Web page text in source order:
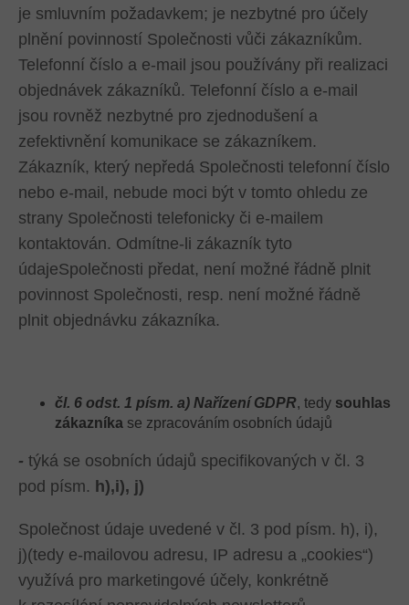
je smluvním požadavkem; je nezbytné pro účely
plnění povinností Společnosti vůči zákazníkům.
Telefonní číslo a e-mail jsou používány při realizaci
objednávek zákazníků. Telefonní číslo a e-mail
jsou rovněž nezbytné pro zjednodušení a
zefektivnění komunikace se zákazníkem.
Zákazník, který nepředá Společnosti telefonní číslo
nebo e-mail, nebude moci být v tomto ohledu ze
strany Společnosti telefonicky či e-mailem
kontaktován. Odmítne-li zákazník tyto
údajeSpolečnosti předat, není možné řádně plnit
povinnost Společnosti, resp. není možné řádně
plnit objednávku zákazníka.
čl. 6 odst. 1 písm. a) Nařízení GDPR, tedy souhlas
zákazníka se zpracováním osobních údajů
- týká se osobních údajů specifikovaných v čl. 3
pod písm. h),i), j)
Společnost údaje uvedené v čl. 3 pod písm. h), i),
j)(tedy e-mailovou adresu, IP adresu a „cookies“)
využívá pro marketingové účely, konkrétně